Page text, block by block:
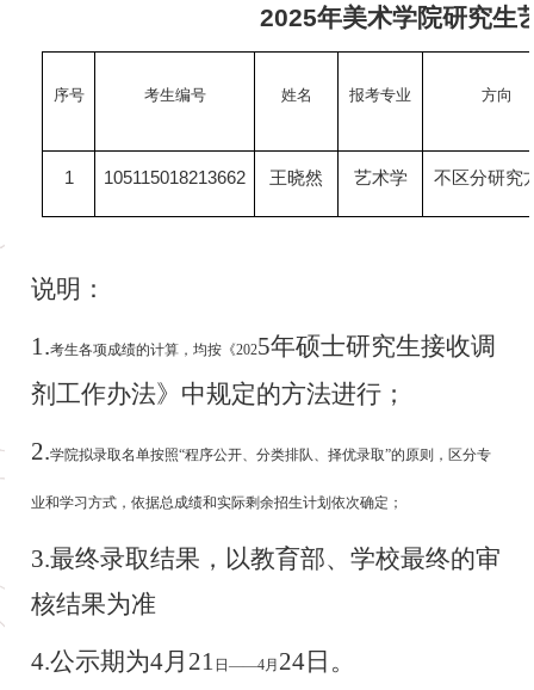
2025年美术学院研究生
序号 考生编号 姓名 报考专业 方向
1 105115018213662 王晓然 艺术学 不区分研究
说明：
1.考生各项成绩的计算，均按《2025年硕士研究生接收调
剂工作办法》中规定的方法进行；
2.学院拟录取名单按照“程序公开、分类排队、择优录取”的原则，区分专
业和学习方式，依据总成绩和实际剩余招生计划依次确定；
3.最终录取结果，以教育部、学校最终的审
核结果为准
4.公示期为4月 21 日——4月 24日。